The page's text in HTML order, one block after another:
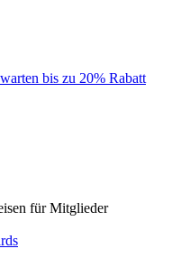
bis zu 20% Rabatt
für Mitglieder